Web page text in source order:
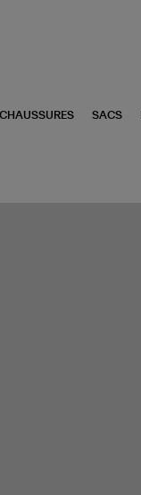
CHAUSSURES SACS